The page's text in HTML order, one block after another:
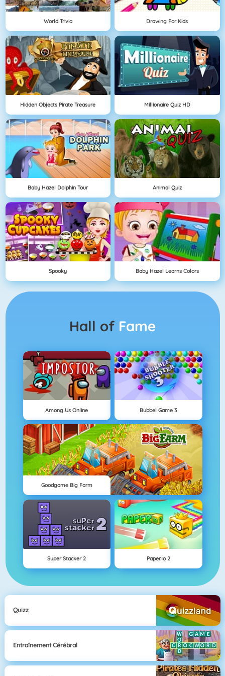
World Trivia Drawing For Kids
Hidden Objects Pirate Treasure Millionaire Quiz HD
Baby Hazel Dolphin Tour Animal Quiz
Spooky Baby Hazel Learns Colors
Hall of Fame
Among Us Online Bubbel Game 3
Goodgame Big Farm
Super Stacker 2 Paper.io 2
Quizz
Entraînement Cérébral